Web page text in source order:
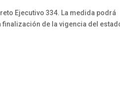
Ejecutivo 334. La medida podrá
finalización de la vigencia del